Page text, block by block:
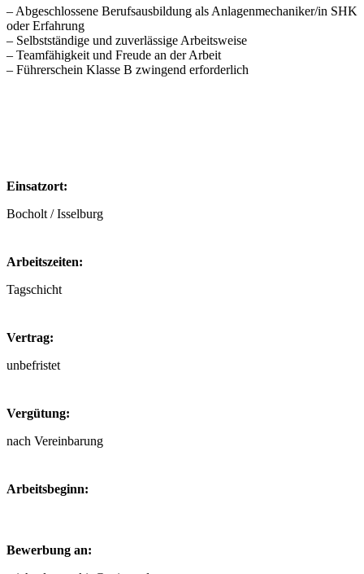
– Abgeschlossene Berufsausbildung als Anlagenmechaniker/in SHK
oder Erfahrung
– Selbstständige und zuverlässige Arbeitsweise
– Teamfähigkeit und Freude an der Arbeit
– Führerschein Klasse B zwingend erforderlich
Einsatzort:
Bocholt / Isselburg
Arbeitszeiten:
Tagschicht
Vertrag:
unbefristet
Vergütung:
nach Vereinbarung
Arbeitsbeginn:
Bewerbung an: